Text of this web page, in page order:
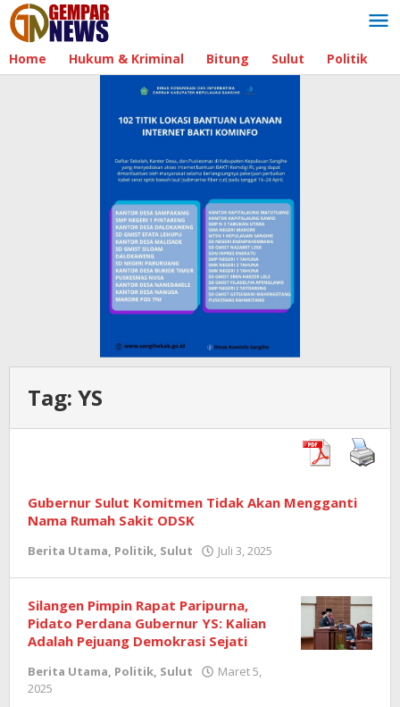
Lewati
ke
konten
Home Hukum & Kriminal Bitung Sulut Politik
Tag: YS
Gubernur Sulut Komitmen Tidak Akan Mengganti
Nama Rumah Sakit ODSK
Berita Utama, Politik, Sulut Juli 3, 2025
Silangen Pimpin Rapat Paripurna,
Pidato Perdana Gubernur YS: Kalian
Adalah Pejuang Demokrasi Sejati
Berita Utama, Politik, Sulut
Maret 5,
2025